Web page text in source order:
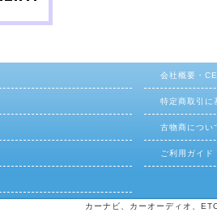
会社概要・
特定商取引に
古物商につい
ご利用ガイド
カーナビ、カーオーディオ、